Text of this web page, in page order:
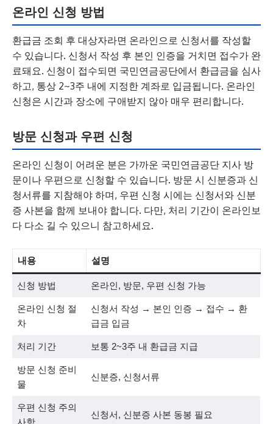
온라인 신청 방법
환급금 조회 후 대상자라면 온라인으로 신청서를 작성할
수 있습니다. 신청서 작성 후 본인 인증을 거치면 접수가 완
료돼요. 신청이 접수되면 국민연금공단에서 환급금을 심사
하고, 통상 2~3주 내에 지정한 계좌로 입금됩니다. 온라인
신청은 시간과 장소에 구애받지 않아 매우 편리합니다.
방문 신청과 우편 신청
온라인 신청이 어려운 분은 가까운 국민연금공단 지사 방
문이나 우편으로 신청할 수 있습니다. 방문 시 신분증과 신
청서류를 지참해야 하며, 우편 신청 시에는 신청서와 신분
증 사본을 함께 보내야 합니다. 다만, 처리 기간이 온라인보
다 다소 길 수 있으니 참고하세요.
내용 설명
신청 방법 온라인, 방문, 우편 신청 가능
온라인 신청 절
차
신청서 작성 → 본인 인증 → 접수 → 환
급금 입금
처리 기간 보통 2~3주 내 환급금 지급
방문 신청 준비
물
신분증, 신청서류
우편 신청 주의
사항
신청서, 신분증 사본 동봉 필요